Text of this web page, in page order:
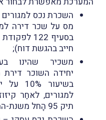
השכרת נכס
מס על שכר דירה
חייב בהגשת דוח);
משכיר שהינו
יחידה השוכר
למגורים, לאחַר
תיק 95 הָחל משנת-המס 2023);